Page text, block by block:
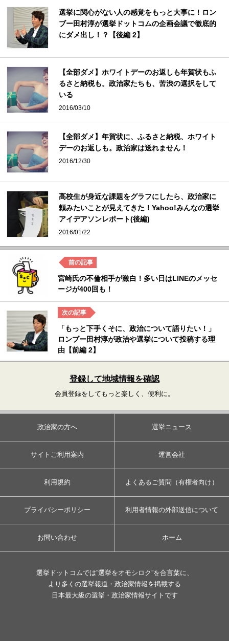
選挙に関心がない人の感覚をもっと大事に！ロン
ブー田村淳が選挙ドットコムの企画会議で徹底的
にダメ出し！？【後編 2】
【全部ダメ】ホワイトデーのお返しも年賀状もふ
るさと納税も。政治家たちも、苦渋の選択をして
いる
2016/03/10
【全部ダメ】年賀状に、ふるさと納税、ホワイト
デーのお返しも。政治家は送れません！
2016/12/30
高校生が身近な課題をグラフにしたら、政治家に
頼みたいことが見えてきた！Yahoo!みんなの選挙
アイデアソンレポート(後編)
2016/01/22
宮崎氏の不倫相手が激白！多い日はLINEのメッセ
ージが400回も！
「もっと下手くそに、政治について語りたい！」
ロンブー田村淳が政治や選挙について投稿する理
由【前編 2】
登録して地域情報を確認
会員登録をしてもっと楽しく、便利に。
政治家の方へ 選挙ニュース
サイトご利用案内 運営会社
利用規約 よくあるご質問（有権者向け）
プライバシーポリシー 利用者情報の外部送信について
お問い合わせ ホーム
選挙ドットコムでは”選挙をオモシロク”を合言葉に、
より多くの選挙報道・政治家情報を掲載する
日本最大級の選挙・政治家情報サイトです